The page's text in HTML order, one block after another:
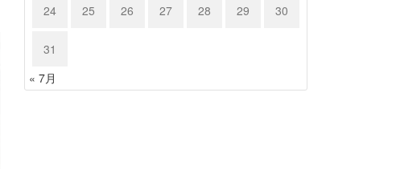
24 25 26 27 28 29 30
31
« 7月